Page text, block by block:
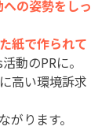
の姿勢をしっ
紙で作られて
活動のPRに。
高い環境訴求
ります。